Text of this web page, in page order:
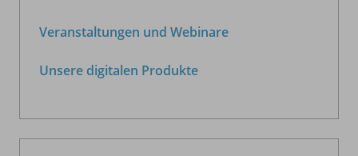
Veranstaltungen und Webinare
Unsere digitalen Produkte